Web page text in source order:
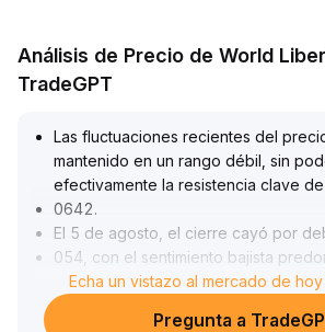
Análisis de Precio de World
TradeGPT
Las fluctuaciones recientes del
mantenido en un rango débil, sin
efectivamente la resistencia clave
0642.
El 5 de agosto, el cierre cayó por
054, con el sentimiento bajista
Aunque la gran reestructuración en
1 mil millones de WLFI no causó
Echa un vistazo al mercado de
Pregunta a